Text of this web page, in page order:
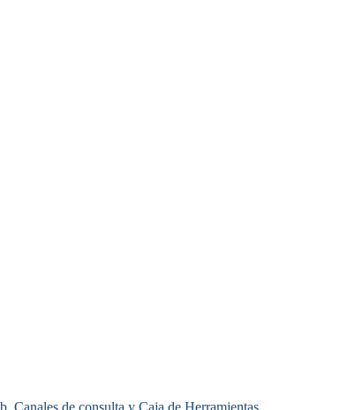
b. Canales de consulta y Caja de Herramientas